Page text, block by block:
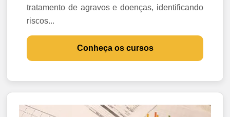
tratamento de agravos e doenças, identificando
riscos...
Conheça os cursos